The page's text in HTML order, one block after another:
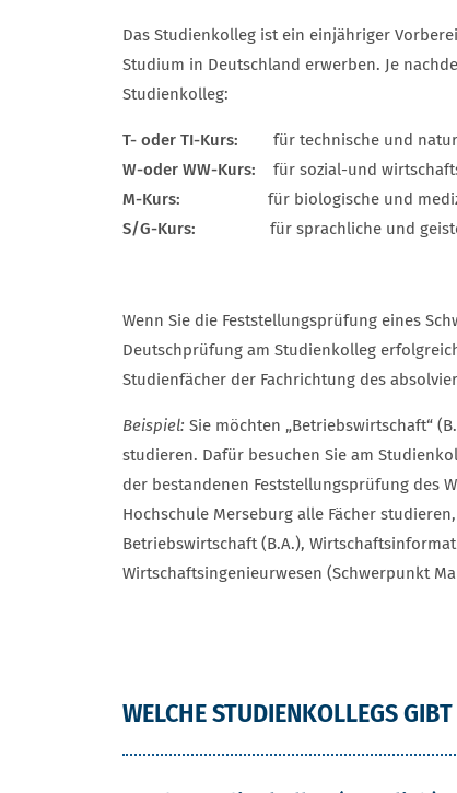
Das Studienkolleg ist ein einjähriger
Studium in Deutschland erwerben. Je
Studienkolleg:
T- oder TI-Kurs: für technische und
W-oder WW-Kurs:
für sozial-und
M-Kurs: für biologische und
S/G-Kurs: für sprachliche und
STUDIENKOLLEGS UND
Wenn Sie die Feststellungsprüfung eines
Deutschprüfung am Studienkolleg
Studienfächer der Fachrichtung des
Beispiel: Sie möchten „Betriebswirtschaft“
studieren. Dafür besuchen Sie am
der bestandenen Feststellungsprüfung des
Hochschule Merseburg alle Fächer
Betriebswirtschaft (B.A.),
Wirtschaftsingenieurwesen (Schwerpunkt
WELCHE STUDIENKOLLEGS